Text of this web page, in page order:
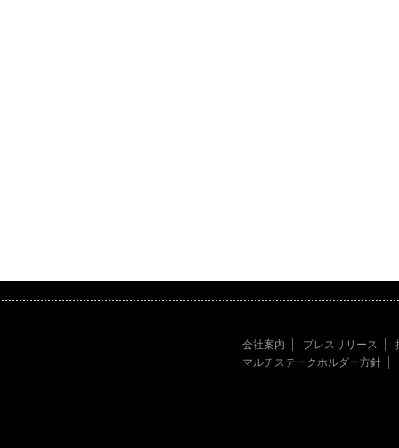
会社案内 プレスリリース
マルチステークホルダー方針